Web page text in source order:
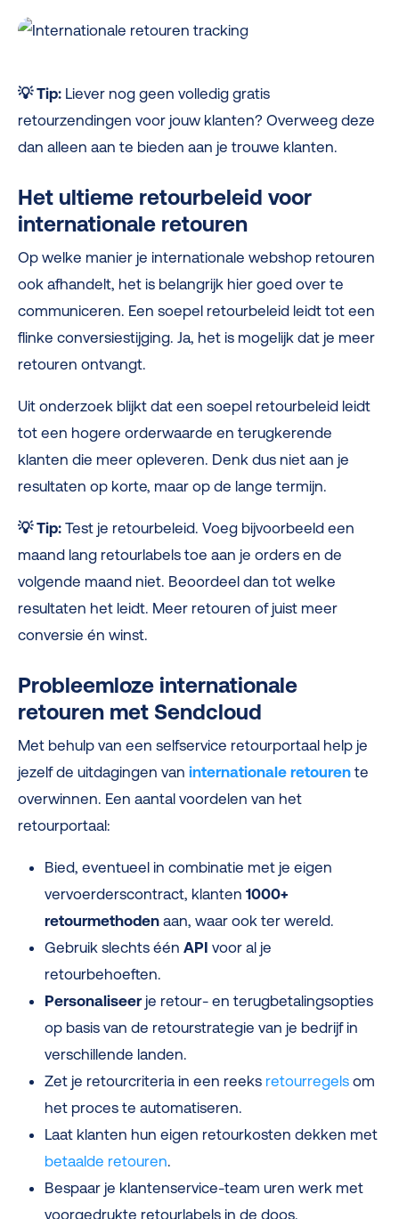
💡Tip: Liever nog geen volledig gratis
retourzendingen voor jouw klanten? Overweeg deze
dan alleen aan te bieden aan je trouwe klanten.
Het ultieme retourbeleid voor
internationale retouren
Op welke manier je internationale webshop retouren
ook afhandelt, het is belangrijk hier goed over te
communiceren. Een soepel retourbeleid leidt tot een
flinke conversiestijging. Ja, het is mogelijk dat je meer
retouren ontvangt.
Uit onderzoek blijkt dat een soepel retourbeleid leidt
tot een hogere orderwaarde en terugkerende
klanten die meer opleveren. Denk dus niet aan je
resultaten op korte, maar op de lange termijn.
💡Tip: Test je retourbeleid. Voeg bijvoorbeeld een
maand lang retourlabels toe aan je orders en de
volgende maand niet. Beoordeel dan tot welke
resultaten het leidt. Meer retouren of juist meer
conversie én winst.
Probleemloze internationale
retouren met Sendcloud
Met behulp van een selfservice retourportaal help je
jezelf de uitdagingen van internationale retouren te
overwinnen. Een aantal voordelen van het
retourportaal:
Bied, eventueel in combinatie met je eigen
vervoerderscontract, klanten 1000+
retourmethoden aan, waar ook ter wereld.
Gebruik slechts één API voor al je
retourbehoeften.
Personaliseer je retour- en terugbetalingsopties
op basis van de retourstrategie van je bedrijf in
verschillende landen.
Zet je retourcriteria in een reeks retourregels om
het proces te automatiseren.
Laat klanten hun eigen retourkosten dekken met
betaalde retouren.
Bespaar je klantenservice-team uren werk met
voorgedrukte retourlabels in de doos.